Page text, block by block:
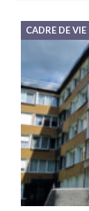
CADRE DE VIE